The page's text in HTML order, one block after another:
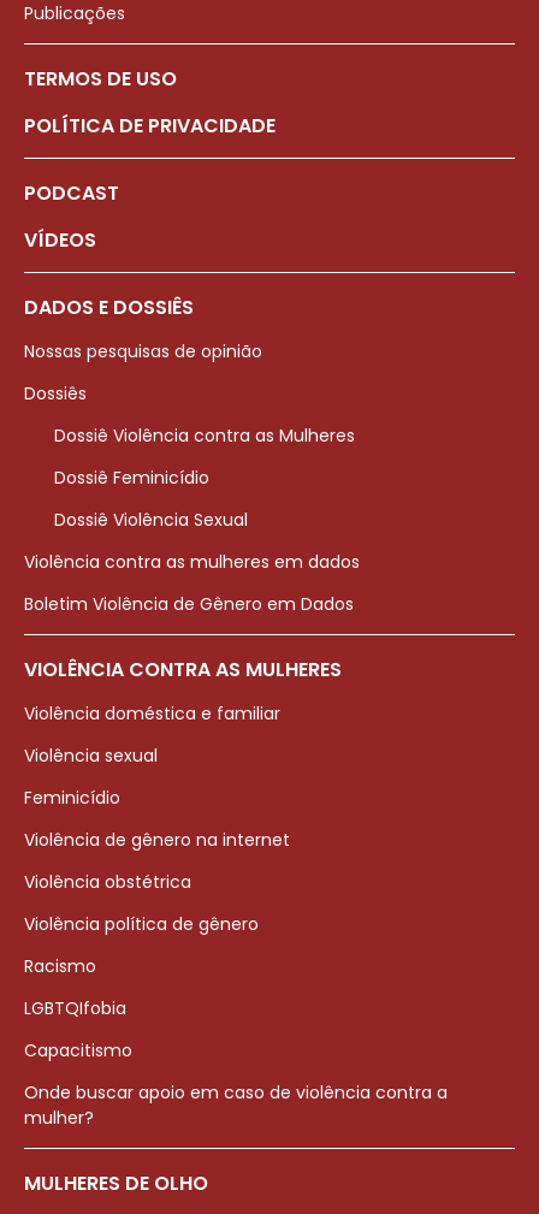
Publicações
TERMOS DE USO
POLÍTICA DE PRIVACIDADE
PODCAST
VÍDEOS
DADOS E DOSSIÊS
Nossas pesquisas de opinião
Dossiês
Dossiê Violência contra as Mulheres
Dossiê Feminicídio
Dossiê Violência Sexual
Violência contra as mulheres em dados
Boletim Violência de Gênero em Dados
VIOLÊNCIA CONTRA AS MULHERES
Violência doméstica e familiar
Violência sexual
Feminicídio
Violência de gênero na internet
Violência obstétrica
Violência política de gênero
Racismo
LGBTQIfobia
Capacitismo
Onde buscar apoio em caso de violência contra a
mulher?
MULHERES DE OLHO